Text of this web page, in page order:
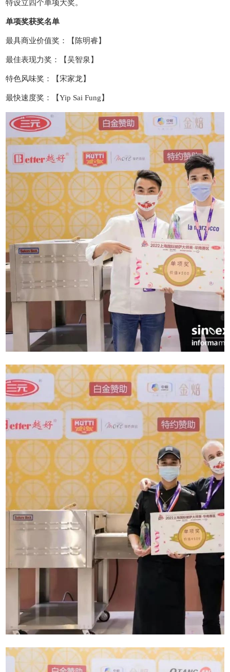
特设立四个单项大奖。
单项奖获奖名单
最具商业价值奖：【陈明睿】
最佳表现力奖：【吴智泉】
特色风味奖：【宋家龙】
最快速度奖：【Yip Sai Fung】